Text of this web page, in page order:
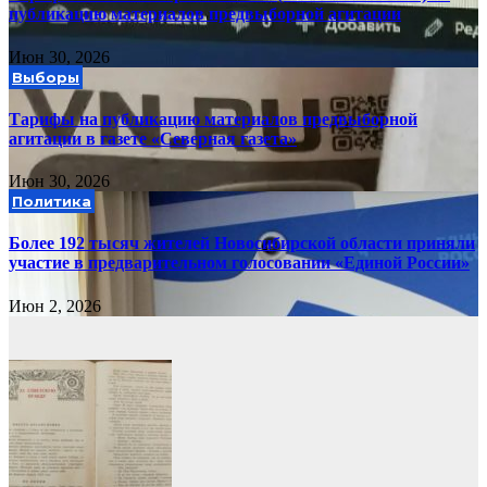
публикацию материалов предвыборной агитации
Июн 30, 2026
Выборы
Тарифы на публикацию материалов предвыборной
агитации в газете «Северная газета»
Июн 30, 2026
Политика
Более 192 тысяч жителей Новосибирской области приняли
участие в предварительном голосовании «Единой России»
Июн 2, 2026